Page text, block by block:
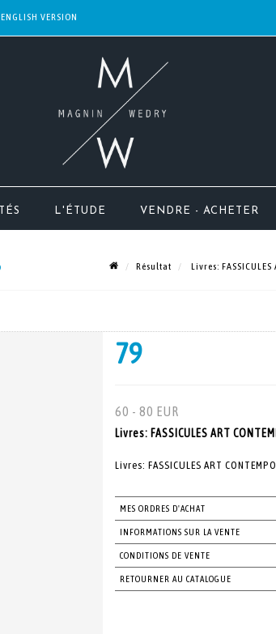
L'ÉTUDE VENDRE - ACHETER
Résultat Livres: FASSICULES
79
60 - 80 EUR
Livres: FASSICULES ART
Livres: FASSICULES ART
MES ORDRES D'ACHAT
INFORMATIONS SUR LA VENTE
CONDITIONS DE VENTE
RETOURNER AU CATALOGUE